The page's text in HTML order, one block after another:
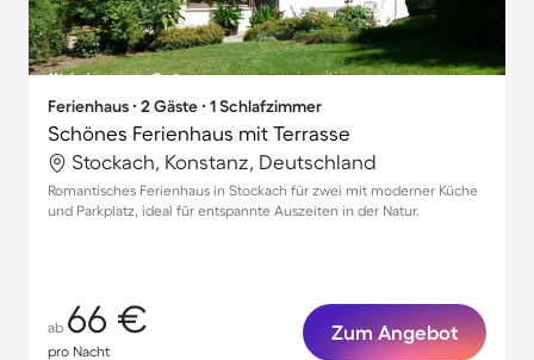
Ferienhaus ∙ 2 Gäste ∙ 1 Schlafzimmer
Schönes Ferienhaus mit Terrasse
Stockach, Konstanz, Deutschland
Romantisches Ferienhaus in Stockach für zwei mit moderner Küche
und Parkplatz, ideal für entspannte Auszeiten in der Natur.
ab 66 €
pro Nacht
Zum Angebot